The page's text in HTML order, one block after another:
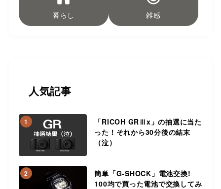
暮らし 雑感
人気記事
1
「RICOH GRⅢx」の抽選に当た
った！それから30分後の結末
（泣）
2
簡単「G-SHOCK」電池交換!
100均で買った電池で交換してみ